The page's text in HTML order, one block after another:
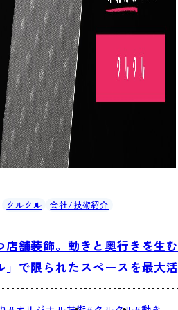
クルクル 会社/技術紹介
店舗装飾。動きと奥行きを生
で限られたスペースを最大活